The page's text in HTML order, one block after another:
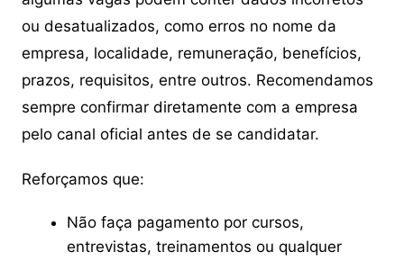
ou desatualizados, como erros no nome da
empresa, localidade, remuneração, benefícios,
prazos, requisitos, entre outros. Recomendamos
sempre confirmar diretamente com a empresa
pelo canal oficial antes de se candidatar.
Reforçamos que:
Não faça pagamento por cursos,
entrevistas, treinamentos ou qualquer